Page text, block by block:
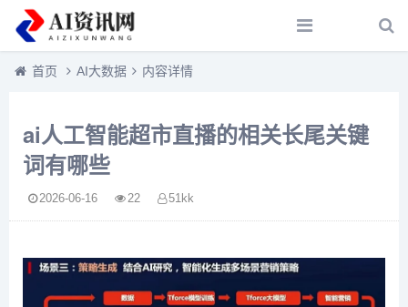
首页 AI大数据 内容详情
ai人工智能超市直播的相关长尾关键
词有哪些
2026-06-16 22 51kk